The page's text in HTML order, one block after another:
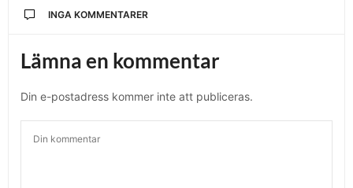
INGA KOMMENTARER
Lämna en kommentar
Din e-postadress kommer inte att publiceras.